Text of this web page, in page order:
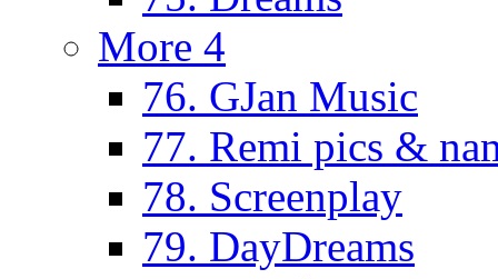
More 4
76. GJan Music
77. Remi pics &
78. Screenplay
79. DayDreams